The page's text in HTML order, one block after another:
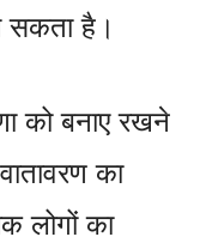
सकता है।
को बनाए रखने
का
लोगों का